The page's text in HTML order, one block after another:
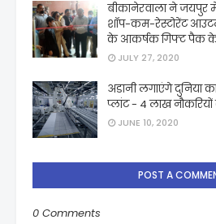
बीकानेरवाला ने जयपुर
शॉप-कम-रेस्टोरेंट
के आकर्षक गिफ्ट पैक
JULY 27, 2020
अडानी लगाएंगे दुनिया
प्लांट - 4 लाख
JUNE 10, 2020
POST A
0 Comments